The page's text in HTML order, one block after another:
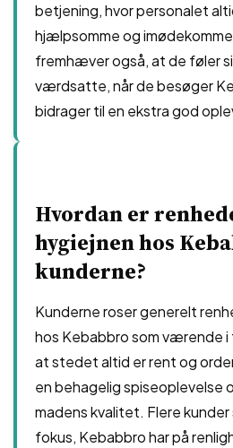
betjening, hvor personalet
hjælpsomme og
fremhæver også, at de føler
værdsatte, når de besøger
bidrager til en ekstra god
Hvordan er
hygiejnen hos
kunderne?
Kunderne roser generelt
hos Kebabbro som værende
at stedet altid er rent og
en behagelig spiseoplevelse
madens kvalitet. Flere
fokus, Kebabbro har på